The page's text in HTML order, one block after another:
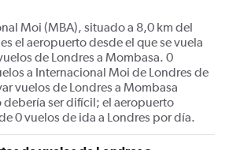
Moi (MBA), situado a 8,0 km del
el aeropuerto desde el que se vuela
de Londres a Mombasa. 0
a Internacional Moi de Londres de
vuelos de Londres a Mombasa
ser difícil; el aeropuerto
0 vuelos de ida a Londres por día.